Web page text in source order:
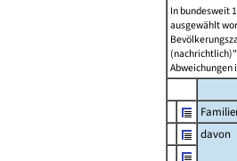
In bundesweit
ausgewählt
Abweichungen
davon